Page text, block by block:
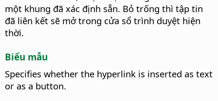
một khung đã xác định sẵn. Bỏ trống thì tập tin
đã liên kết sẽ mở trong cửa sổ trình duyệt hiện
thời.
Biểu mẫu
Specifies whether the hyperlink is inserted as text
or as a button.